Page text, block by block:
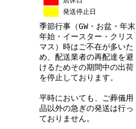
発送停止日
季節行事（GW・お盆・年末
年始・イースター・クリス
マス）時はご不在が多いた
め、配送業者の再配達を避
けるためその期間中の出荷
を停止しております。
平時においても、ご葬儀用
品以外の急ぎの発送は行っ
ておりません。